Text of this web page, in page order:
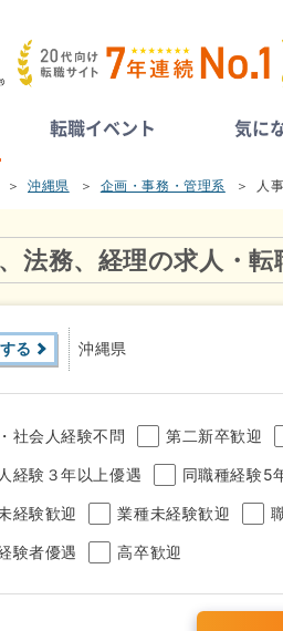
転職イベント 気に
沖縄県 企画・事務・管理系 人
法務、経理の求人・転
る 沖縄県
社会人経験不問 第二新卒歓迎
経験３年以上優遇 同職種経験5
経験歓迎 業種未経験歓迎
験者優遇 高卒歓迎